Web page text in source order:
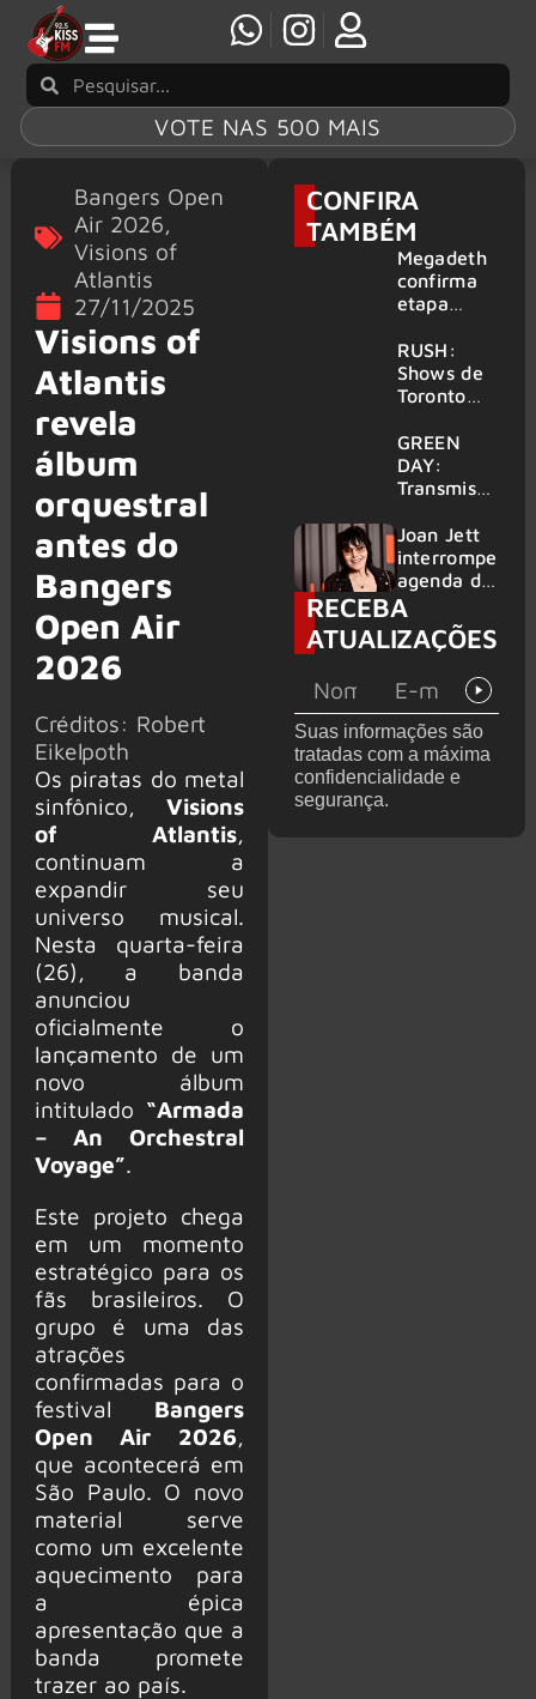
VOTE NAS 500 MAIS
Bangers Open
Air 2026,
Visions of
Atlantis
27/11/2025
Visions of
Atlantis
revela
álbum
orquestral
antes do
Bangers
Open Air
2026
Créditos: Robert
Eikelpoth
Os piratas do metal
sinfônico, Visions
of Atlantis,
continuam a
expandir seu
universo musical.
Nesta quarta-feira
(26), a banda
anunciou
oficialmente o
lançamento de um
novo álbum
intitulado “Armada
– An Orchestral
Voyage”.
Este projeto chega
em um momento
estratégico para os
fãs brasileiros. O
grupo é uma das
atrações
confirmadas para o
festival Bangers
Open Air 2026
que acontecerá em
São Paulo. O novo
material serve
como um excelente
aquecimento para
a épica
apresentação que a
banda promete
trazer ao país.
CONFIRA
TAMBÉM
Megadeth
confirma
etapa
da turnê
de
despedida
RUSH:
Shows de
Toronto
filmados
para
provável
GREEN
DAY:
Transmissã
‘Green Day
TV’ é
lançada no
YouTube
Joan Jett
interrompe
agenda de
shows
após
cirurgia
RECEBA
ATUALIZAÇÕES
Suas informações são
tratadas com a máxima
confidencialidade e
segurança.